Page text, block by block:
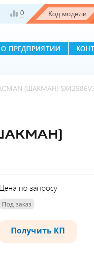
0
О ПРЕДПРИЯТИИ
(ШАКМАН)
Цена по запросу
Под заказ
Получить КП